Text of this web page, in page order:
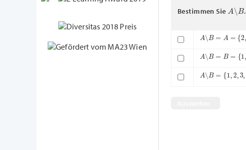
Bestimmen Sie A ∖ B.
A∖ B ={ 4,6
A∖ B ={ ,5
A∖ B , 3 4,